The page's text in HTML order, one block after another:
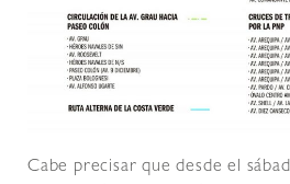
Cabe precisar que desde el